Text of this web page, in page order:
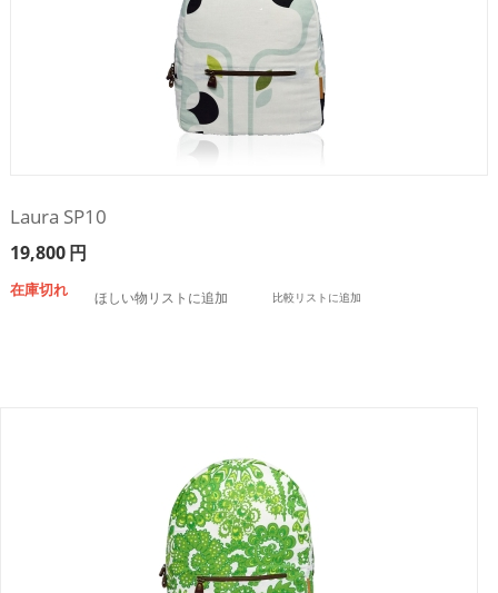
Laura SP10
19,800円
在庫切れ ほしい物リストに追加 比較リストに追加